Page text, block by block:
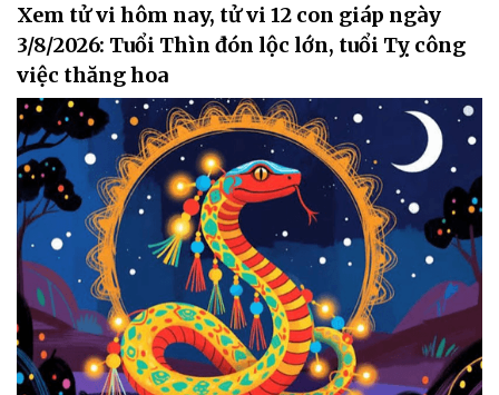
Xem tử vi hôm nay, tử vi 12 con giáp ngày
3/8/2026: Tuổi Thìn đón lộc lớn, tuổi Tỵ công
việc thăng hoa